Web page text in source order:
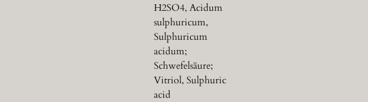
H2SO4, Acidum
sulphuricum,
Sulphuricum
acidum;
Schwefelsäure;
Vitriol, Sulphuric
acid